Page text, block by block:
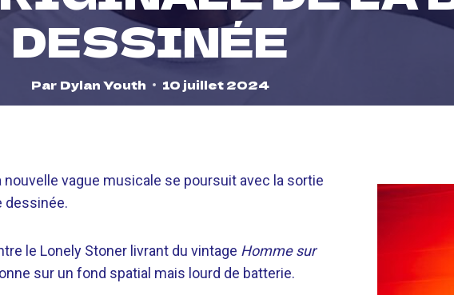
DESSINÉE
Par Dylan Youth 10 juillet 2024
vague musicale se poursuit avec la sortie
dessinée.
le Lonely Stoner livrant du vintage Homme sur
sur un fond spatial mais lourd de batterie.